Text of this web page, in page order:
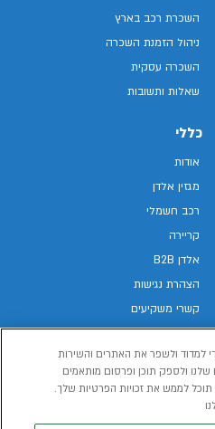
השכרת רכב בארץ
ניהול הזמנת השכרה
השכרה עסקית
שאלות ותשובות
כללי
אודות
מגזין אלדן
רכב חשמלי
קריירה
אלדן B2B
הצהרת נגישות
קשרי משקיעים
מפת האתר
מדיניות פרטיות
תנאי שימוש
למדוד ולשפר את האתרים והשירות
שלנו ולספק תוכן ופרסום מותאמים
לממש את זכויות הפרטיות שלך.